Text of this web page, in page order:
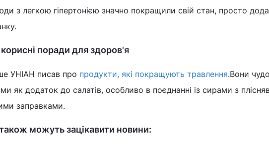
з легкою гіпертонією значно покращили свій стан, просто
корисні поради для здоров'я
УНІАН писав про продукти, які покращують травлення.Вони
як додаток до салатів, особливо в поєднанні із сирами з
заправками.
можуть зацікавити новини: